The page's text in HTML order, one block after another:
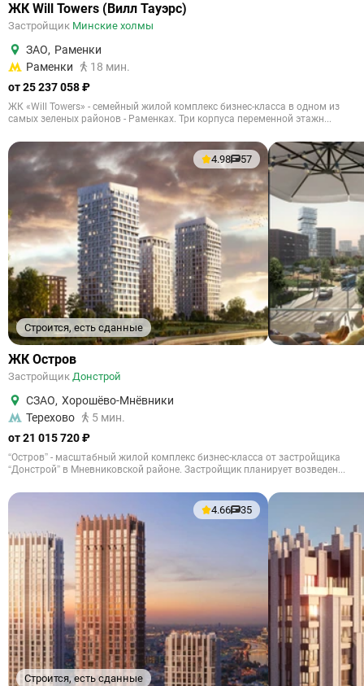
ЖК Will Towers (Вилл Тауэрс)
Застройщик Минские холмы
ЗАО, Раменки
Раменки
18 мин.
от 25 237 058 ₽
ЖК «Will Towers» - семейный жилой комплекс бизнес-класса в одном из
самых зеленых районов - Раменках. Три корпуса переменной этажн...
Строится, есть сданные
4.98 57
ЖК Остров
Застройщик Донстрой
СЗАО, Хорошёво-Мнёвники
Терехово
5 мин.
от 21 015 720 ₽
“Остров” - масштабный жилой комплекс бизнес-класса от застройщика
“Донстрой” в Мневниковской районе. Застройщик планирует возведен...
Строится, есть сданные
4.66 35